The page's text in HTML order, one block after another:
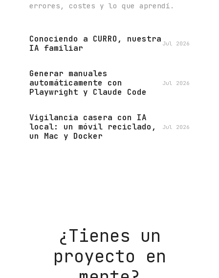
errores, costes y lo que aprendí.
Conociendo a CURRO, nuestra
IA familiar
Jul 2026
Generar manuales
automáticamente con
Playwright y Claude Code
Jul 2026
Vigilancia casera con IA
local: un móvil reciclado,
un Mac y Docker
Jul 2026
¿Tienes un
proyecto en